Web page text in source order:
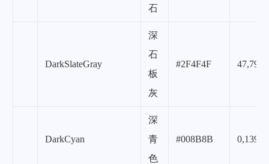
石
DarkSlateGray
深
石
板
灰
#2F4F4F
DarkCyan
深
青
色
#008B8B